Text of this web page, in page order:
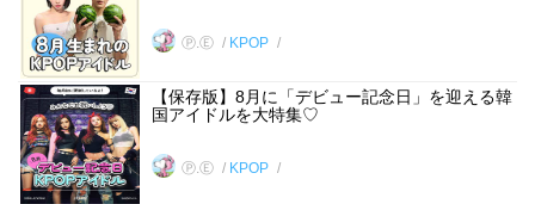
Ⓟ.Ⓔ KPOP
【保存版】8月に「デビュー記念日」を迎える韓
国アイドルを大特集♡
Ⓟ.Ⓔ KPOP